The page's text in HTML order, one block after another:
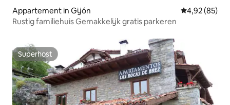
Appartement in Gijón Gemiddelde
4,92 (85)
Rustig familiehuis Gemakkelijk gratis parkeren
Superhost
Superhost